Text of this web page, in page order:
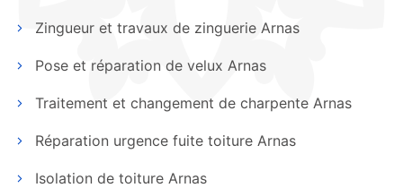
Zingueur et travaux de zinguerie Arnas
Pose et réparation de velux Arnas
Traitement et changement de charpente Arnas
Réparation urgence fuite toiture Arnas
Isolation de toiture Arnas